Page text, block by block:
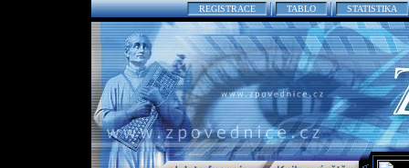
REGISTRACE TABLO STATISTIKA